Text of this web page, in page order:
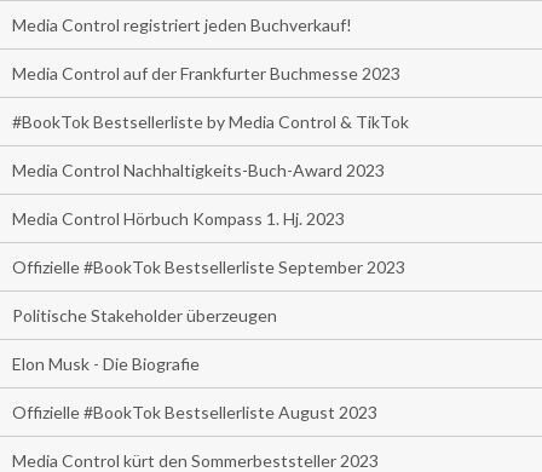
Media Control registriert jeden Buchverkauf!
Media Control auf der Frankfurter Buchmesse 2023
#BookTok Bestsellerliste by Media Control & TikTok
Media Control Nachhaltigkeits-Buch-Award 2023
Media Control Hörbuch Kompass 1. Hj. 2023
Offizielle #BookTok Bestsellerliste September 2023
Politische Stakeholder überzeugen
Elon Musk - Die Biografie
Offizielle #BookTok Bestsellerliste August 2023
Media Control kürt den Sommerbeststeller 2023